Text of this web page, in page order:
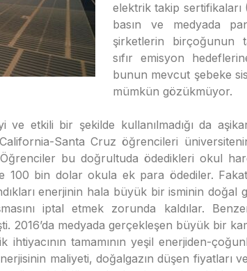
elektrik takip sertifikaları
basın ve medyada
şirketlerin birçoğunun
sıfır emisyon
bunun mevcut şebeke
mümkün gözükmüyor.
ve etkili bir şekilde kullanılmadığı da
Santa Cruz öğrencileri
bu doğrultuda ödedikleri okul
100 bin dolar okula ek para ödediler.
enerjinin hala büyük bir isminin
iptal etmek zorunda kaldılar.
2016’da medyada gerçekleşen büyük bir
ihtiyacının tamamının yeşil enerjiden-
maliyeti, doğalgazın düşen fiyatları